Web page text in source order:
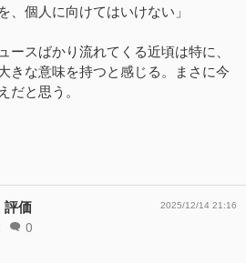
、個人に向けてはいけない」
ースばかり流れてくる近頃は特に、
きな意味を持つと感じる。まさに今
だと思う。
評価
0
2025/12/14 21:16